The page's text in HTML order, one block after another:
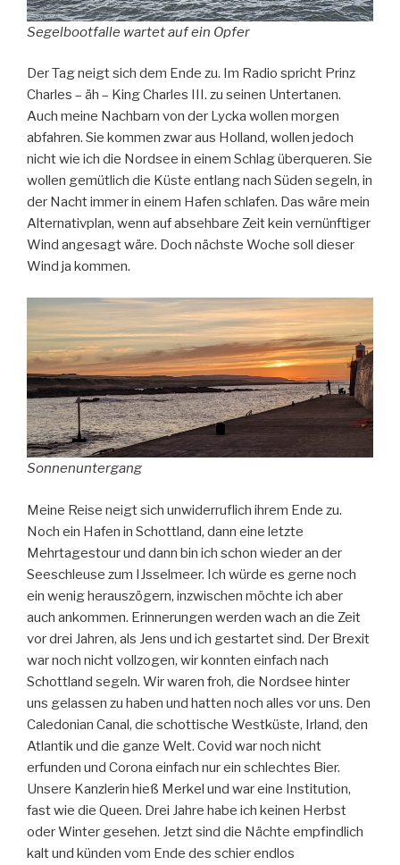
Segelbootfalle wartet auf ein Opfer
Der Tag neigt sich dem Ende zu. Im Radio spricht Prinz
Charles – äh – King Charles III. zu seinen Untertanen.
Auch meine Nachbarn von der Lycka wollen morgen
abfahren. Sie kommen zwar aus Holland, wollen jedoch
nicht wie ich die Nordsee in einem Schlag überqueren. Sie
wollen gemütlich die Küste entlang nach Süden segeln, in
der Nacht immer in einem Hafen schlafen. Das wäre mein
Alternativplan, wenn auf absehbare Zeit kein vernünftiger
Wind angesagt wäre. Doch nächste Woche soll dieser
Wind ja kommen.
Sonnenuntergang
Meine Reise neigt sich unwiderruflich ihrem Ende zu.
Noch ein Hafen in Schottland, dann eine letzte
Mehrtagestour und dann bin ich schon wieder an der
Seeschleuse zum IJsselmeer. Ich würde es gerne noch
ein wenig herauszögern, inzwischen möchte ich aber
auch ankommen. Erinnerungen werden wach an die Zeit
vor drei Jahren, als Jens und ich gestartet sind. Der Brexit
war noch nicht vollzogen, wir konnten einfach nach
Schottland segeln. Wir waren froh, die Nordsee hinter
uns gelassen zu haben und hatten noch alles vor uns. Den
Caledonian Canal, die schottische Westküste, Irland, den
Atlantik und die ganze Welt. Covid war noch nicht
erfunden und Corona einfach nur ein schlechtes Bier.
Unsere Kanzlerin hieß Merkel und war eine Institution,
fast wie die Queen. Drei Jahre habe ich keinen Herbst
oder Winter gesehen. Jetzt sind die Nächte empfindlich
kalt und künden vom Ende des schier endlos